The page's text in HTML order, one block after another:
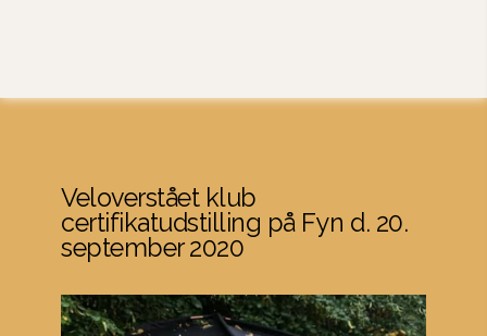
Veloverstået klub
certifikatudstilling på Fyn d. 20.
september 2020